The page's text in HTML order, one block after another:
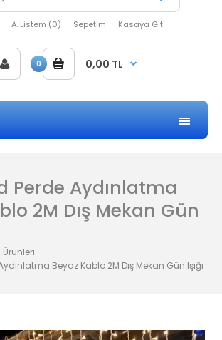
A. Listem (0) Sepetim Kasaya Git
0 0,00 TL
Perde Aydınlatma
2M Dış Mekan Gün
Ürünleri
Beyaz Kablo 2M Dış Mekan Gün Işığı